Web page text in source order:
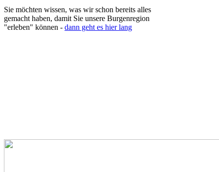
Sie möchten wissen, was wir schon bereits alles
gemacht haben, damit Sie unsere Burgenregion
"erleben" können - dann geht es hier lang